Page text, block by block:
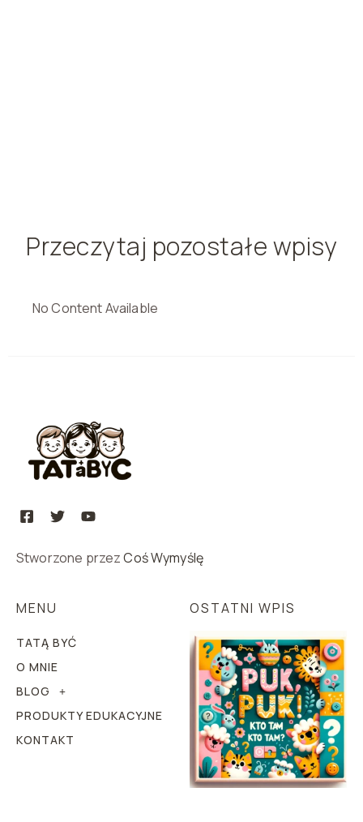
Przeczytaj pozostałe wpisy
No Content Available
Stworzone przezCoś Wymyślę
MENU
TATĄ BYĆ
O MNIE
BLOG
PRODUKTY EDUKACYJNE
KONTAKT
OSTATNI WPIS